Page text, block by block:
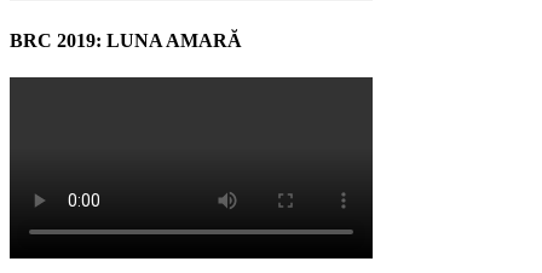
BRC 2019: LUNA AMARĂ